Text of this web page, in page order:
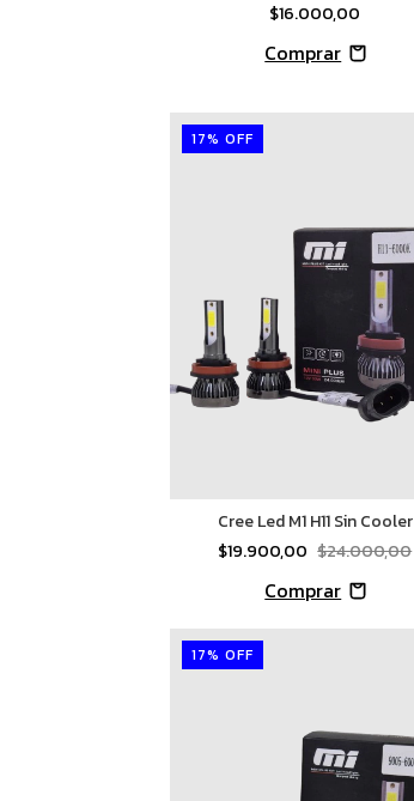
$16.000,00
17% OFF
Cree Led M1 H11 Sin Cooler
$19.900,00 $24.000,00
17% OFF